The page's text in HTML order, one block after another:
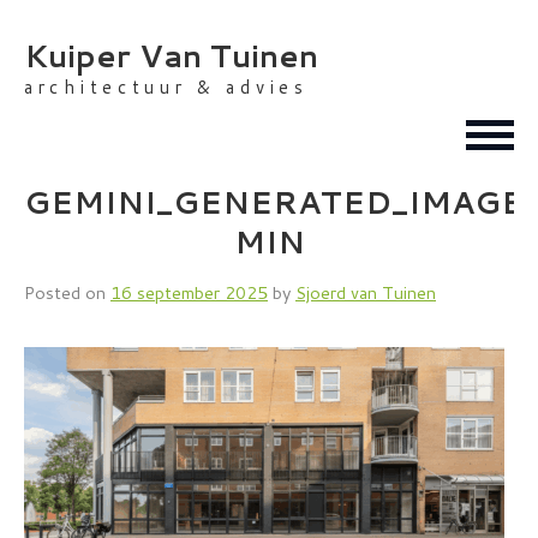
content
Kuiper Van Tuinen
architectuur & advies
MIN
Posted on 16 september 2025 by Sjoerd van Tuinen